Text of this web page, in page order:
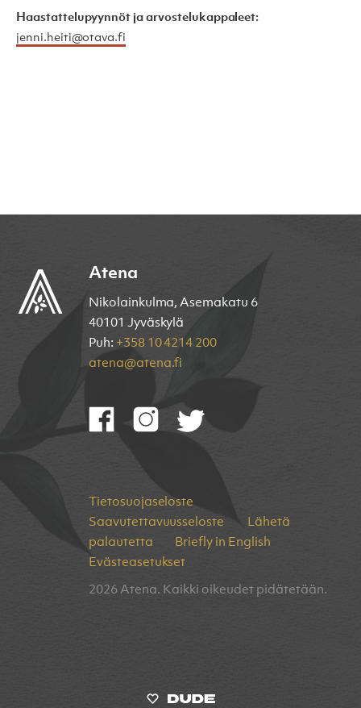
Haastattelupyynnöt ja arvostelukappaleet:
jenni.heiti@otava.fi
Atena
Nikolainkulma, Asemakatu 6
40101 Jyväskylä
Puh: +358 10 4214 200
atena@atena.fi
Tietosuojaseloste
Saavutettavuusseloste
Lähetä
palautetta
Briefly in English
Evästeasetukset
2026 Atena. Kaikki oikeudet pidätetään.